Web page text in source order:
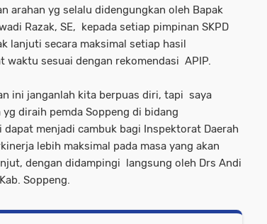
arahan yg selalu didengungkan oleh Bapak
Razak, SE, kepada setiap pimpinan SKPD
lanjuti secara maksimal setiap hasil
waktu sesuai dengan rekomendasi APIP.
ini janganlah kita berpuas diri, tapi saya
diraih pemda Soppeng di bidang
dapat menjadi cambuk bagi Inspektorat Daerah
lebih maksimal pada masa yang akan
dengan didampingi langsung oleh Drs Andi
Soppeng.